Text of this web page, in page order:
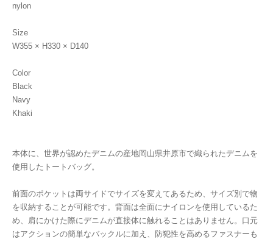
nylon
Size
W355 × H330 × D140
Color
Black
Navy
Khaki
本体に、世界が認めたデニムの産地岡山県井原市で織られたデニムを
使用したトートバッグ。
前面のポケットは両サイドでサイズを変えてあるため、サイズ別で物
を収納することが可能です。背面は全面にナイロンを使用しているた
め、肩にかけた際にデニムが直接体に触れることはありません。口元
はアクションの簡単なバックルに加え、防犯性を高めるファスナーも